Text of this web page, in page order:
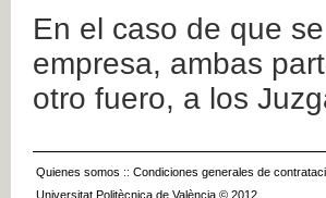
En el caso de que
empresa, ambas
otro fuero, a los
Quienes somos :: Condiciones generales de
Universitat Politècnica de València © 2012